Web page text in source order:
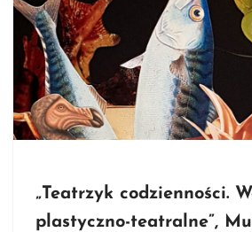
„Teatrzyk codzienności.
plastyczno-teatralne”,